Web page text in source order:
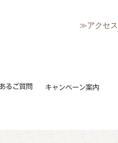
≫アクセス